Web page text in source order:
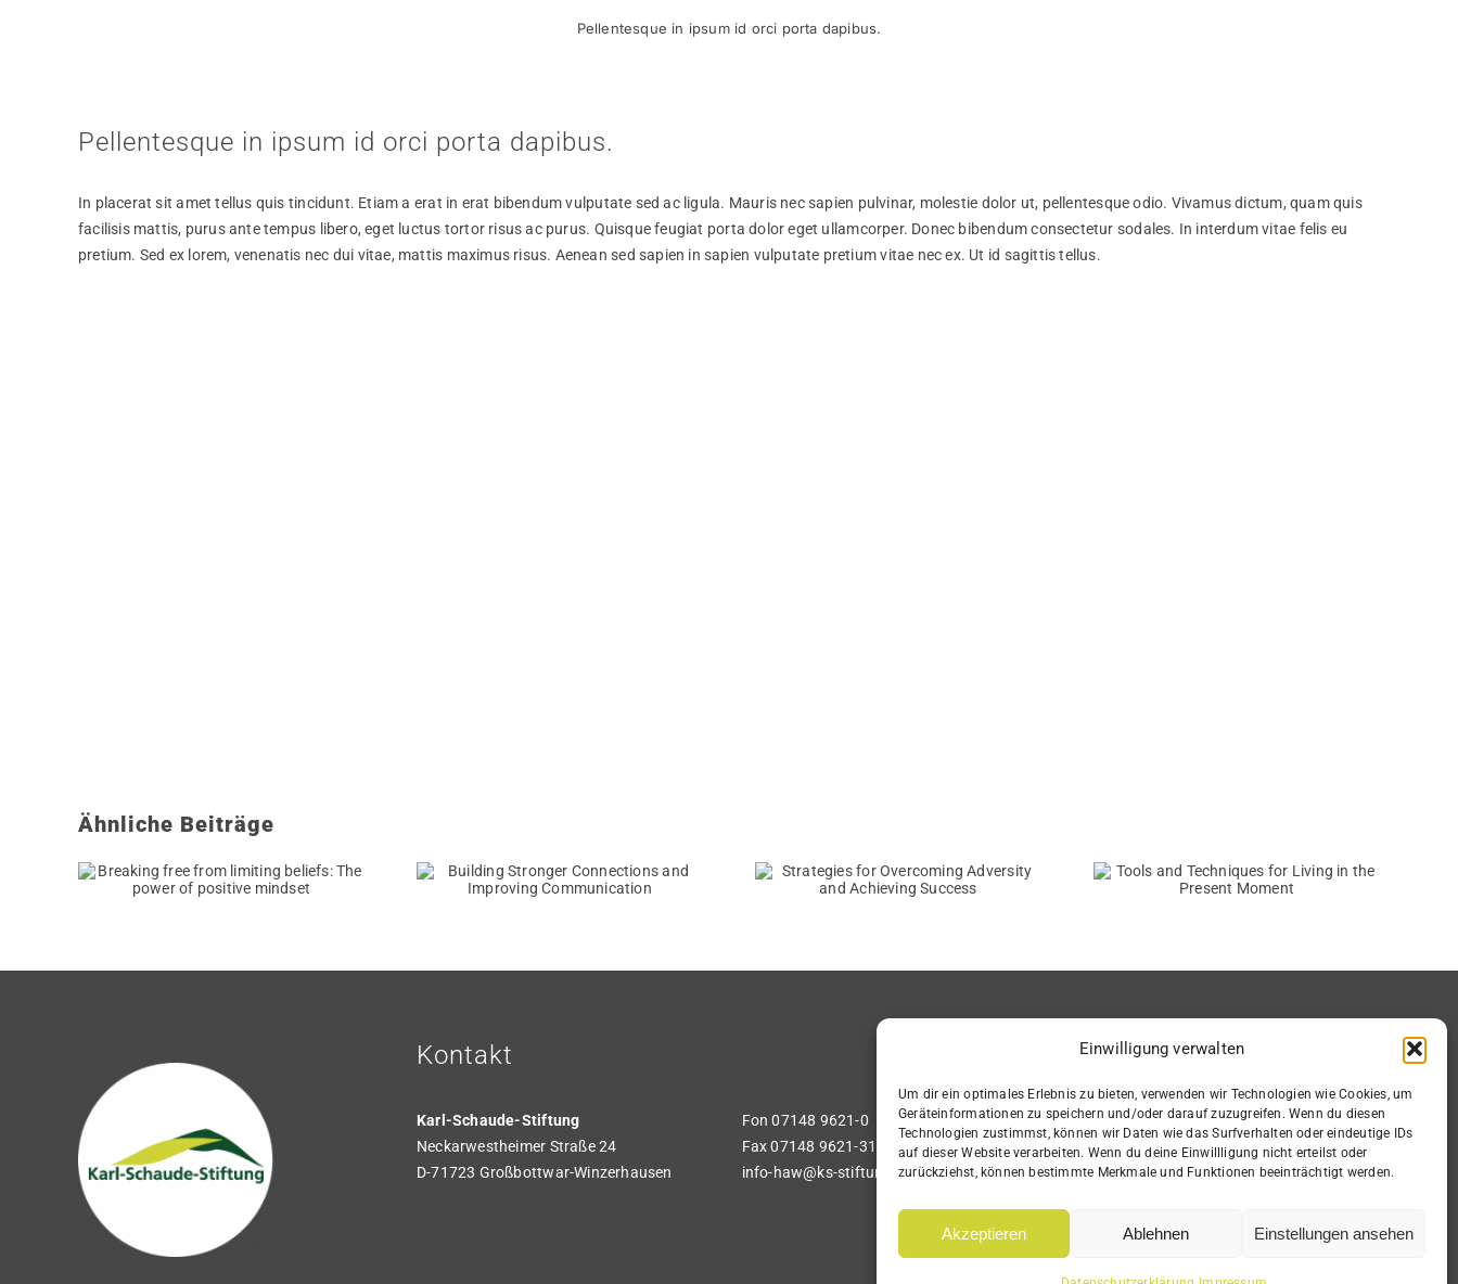
Einwilligung verwalten
Um dir ein optimales Erlebnis zu bieten, verwenden wir Technologien wie Cookies, um
Geräteinformationen zu speichern und/oder darauf zuzugreifen. Wenn du diesen
Technologien zustimmst, können wir Daten wie das Surfverhalten oder eindeutige IDs
auf dieser Website verarbeiten. Wenn du deine Einwillligung nicht erteilst oder
zurückziehst, können bestimmte Merkmale und Funktionen beeinträchtigt werden.
Akzeptieren Ablehnen Einstellungen ansehen
Pellentesque in ipsum id orci porta dapibus.
Pellentesque in ipsum id orci porta dapibus.
In placerat sit amet tellus quis tincidunt. Etiam a erat in erat bibendum vulputate sed ac ligula. Mauris nec sapien pulvinar, molestie dolor ut, pellentesque odio. Vivamus dictum, quam quis
facilisis mattis, purus ante tempus libero, eget luctus tortor risus ac purus. Quisque feugiat porta dolor eget ullamcorper. Donec bibendum consectetur sodales. In interdum vitae felis eu
pretium. Sed ex lorem, venenatis nec dui vitae, mattis maximus risus. Aenean sed sapien in sapien vulputate pretium vitae nec ex. Ut id sagittis tellus.
Ähnliche Beiträge
Building Stronger
Connections and
Strategies for
Overcoming
Tools and
Techniques for
Breaking free from
limiting beliefs:
Kontakt
Karl-Schaude-Stiftung
Neckarwestheimer Straße 24
D-71723 Großbottwar-Winzerhausen
Fon 07148 9621-0
Fax 07148 9621-31
info-haw@ks-stiftung.de
Informationen
Impressum
Datenschutz
Barrierefreiheit
Jobs